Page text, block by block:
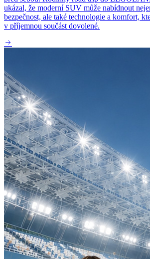
ukázal, že moderní SUV může nabídnout
bezpečnost, ale také technologie a komfort,
v příjemnou součást dovolené.